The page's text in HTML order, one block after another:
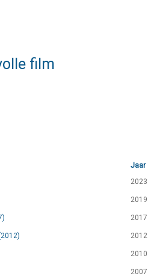
film
Jaar
2023
2019
2017
2012
2010
2007